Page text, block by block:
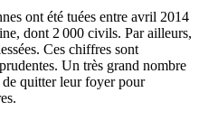
ont été tuées entre avril 2014
dont 2 000 civils. Par ailleurs,
Ces chiffres sont
Un très grand nombre
quitter leur foyer pour